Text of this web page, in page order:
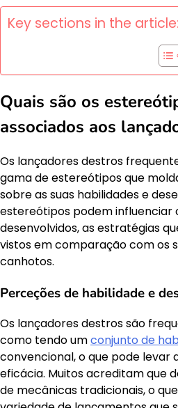
Key sections in the article:
Quais são os
associados aos
Os lançadores destros
gama de estereótipos que
sobre as suas habilidades e
estereótipos podem influenciar
desenvolvidos, as estratégias
vistos em comparação com os
canhotos.
Perceções de habilidade e
Os lançadores destros são
como tendo umconjunto de
convencional, o que pode levar
eficácia. Muitos acreditam que
de mecânicas tradicionais, o